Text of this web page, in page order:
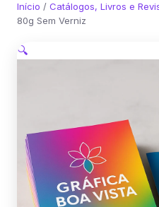
Início / Catálogos, Livros e
80g Sem Verniz
🔍